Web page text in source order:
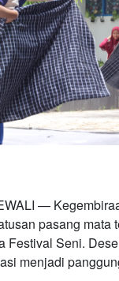
—
pasang
Festival Seni.
menjadi